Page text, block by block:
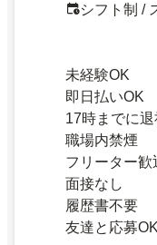
シフト制 /
未経験OK
即日払いOK
17時までに
職場内禁煙
フリーター歓
面接なし
履歴書不要
友達と応募OK